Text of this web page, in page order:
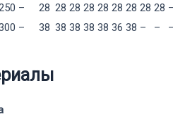
– 28 28 28 28 28 28 28 28 28
– 38 38 38 38 38 36 38 – –